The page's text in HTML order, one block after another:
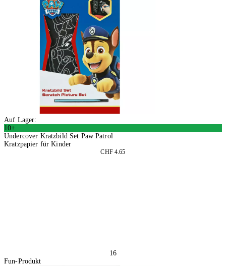
Auf Lager:
10+
Undercover Kratzbild Set Paw Patrol
Kratzpapier für Kinder
CHF 4.65
16
Fun-Produkt